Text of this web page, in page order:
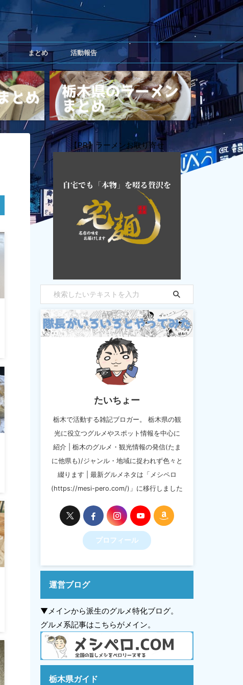
まとめ 活動報告
【PR】ラーメンお取り寄せ
たいちょー
栃木で活動する雑記ブロガー。 栃木県の観
光に役立つグルメやスポット情報を中心に
紹介 | 栃木のグルメ・観光情報の発信(たま
に他県も)/ジャンル・地域に捉われず色々と
綴ります | 最新グルメネタは「メシペロ
(https://mesi-pero.com/)」に移行しました
プロフィール
運営ブログ
▼メインから派生のグルメ特化ブログ。
グルメ系記事はこちらがメイン。
栃木県ガイド